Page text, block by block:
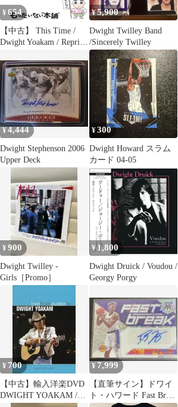
¥ 654
【中古】 This Time /
Dwight Yoakam / Reprise
¥5,900
Dwight Twilley Band
/Sincerely Twilley
¥4,444
Dwight Stephenson 2006
Upper Deck
¥300
Dwight Howard スラム
カード 04-05
¥900
Dwight Twilley -
Girls［Promo］
¥ 1,800
Dwight Druick / Voudou /
Georgy Porgy
¥ 700
【中古】輸入洋楽DVD
DWIGHT YOAKAM /
¥ 7,999
【直筆サイン】ドワイ
ト・ハワード Fast Break